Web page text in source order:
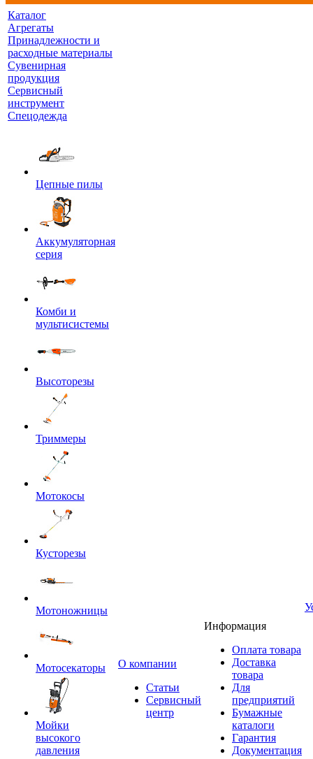
Каталог
Агрегаты
Принадлежности и
расходные материалы
Сувенирная
продукция
Сервисный
инструмент
Спецодежда
Цепные пилы
Аккумуляторная
серия
Комби и
мультисистемы
Высоторезы
Триммеры
Мотокосы
Кусторезы
Мотоножницы
Мотосекаторы
Мойки
высокого
давления
O компании
Статьи
Сервисный
центр
Информация
Оплата товара
Доставка
товара
Для
предприятий
Бумажные
каталоги
Гарантия
Документация